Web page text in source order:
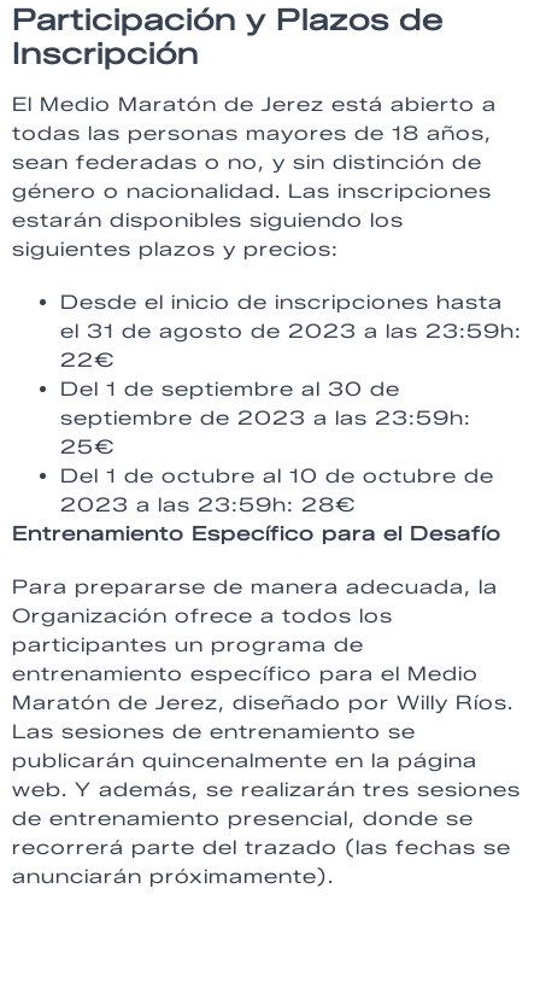
Participación y Plazos de
Inscripción
El Medio Maratón de Jerez está abierto a
todas las personas mayores de 18 años,
sean federadas o no, y sin distinción de
género o nacionalidad. Las inscripciones
estarán disponibles siguiendo los
siguientes plazos y precios:
Desde el inicio de inscripciones hasta
el 31 de agosto de 2023 a las 23:59h:
22€
Del 1 de septiembre al 30 de
septiembre de 2023 a las 23:59h:
25€
Del 1 de octubre al 10 de octubre de
2023 a las 23:59h: 28€
Entrenamiento Específico para el Desafío
Para prepararse de manera adecuada, la
Organización ofrece a todos los
participantes un programa de
entrenamiento específico para el Medio
Maratón de Jerez, diseñado por Willy Ríos.
Las sesiones de entrenamiento se
publicarán quincenalmente en la página
web. Y además, se realizarán tres sesiones
de entrenamiento presencial, donde se
recorrerá parte del trazado (las fechas se
anunciarán próximamente).